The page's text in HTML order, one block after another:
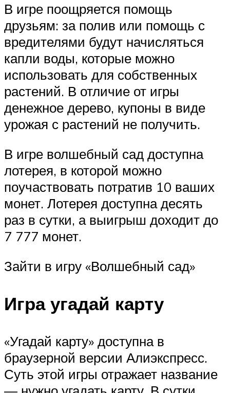
В игре поощряется помощь
друзьям: за полив или помощь с
вредителями будут начисляться
капли воды, которые можно
использовать для собственных
растений. В отличие от игры
денежное дерево, купоны в виде
урожая с растений не получить.
В игре волшебный сад доступна
лотерея, в которой можно
поучаствовать потратив 10 ваших
монет. Лотерея доступна десять
раз в сутки, а выигрыш доходит до
7 777 монет.
Зайти в игру «Волшебный сад»
Игра угадай карту
«Угадай карту» доступна в
браузерной версии Алиэкспресс.
Суть этой игры отражает название